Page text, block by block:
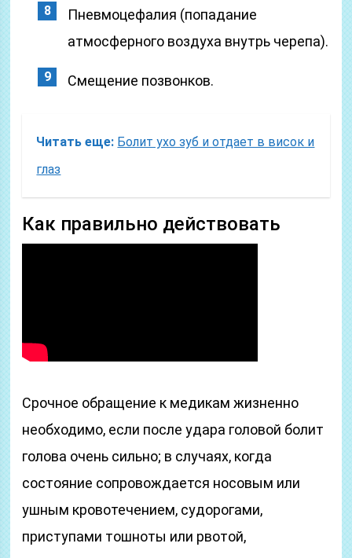
Пневмоцефалия (попадание
атмосферного воздуха внутрь черепа).
Смещение позвонков.
Читать еще: Болит ухо зуб и отдает в висок и
глаз
Как правильно действовать
Срочное обращение к медикам жизненно
необходимо, если после удара головой болит
голова очень сильно; в случаях, когда
состояние сопровождается носовым или
ушным кровотечением, судорогами,
приступами тошноты или рвотой,